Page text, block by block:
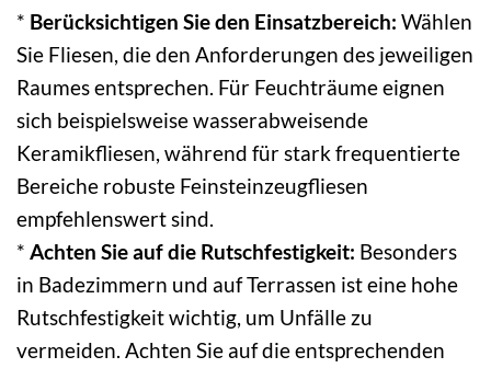
* Berücksichtigen Sie den Einsatzbereich: Wählen
Sie Fliesen, die den Anforderungen des jeweiligen
Raumes entsprechen. Für Feuchträume eignen
sich beispielsweise wasserabweisende
Keramikfliesen, während für stark frequentierte
Bereiche robuste Feinsteinzeugfliesen
empfehlenswert sind.
* Achten Sie auf die Rutschfestigkeit: Besonders
in Badezimmern und auf Terrassen ist eine hohe
Rutschfestigkeit wichtig, um Unfälle zu
vermeiden. Achten Sie auf die entsprechenden